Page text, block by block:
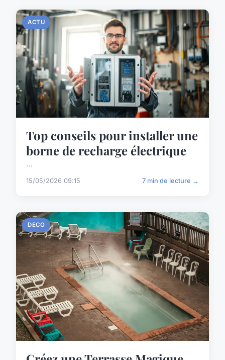
ACTU
Top conseils pour installer une
borne de recharge électrique
...
15/05/2026 09:15 7 min de lecture →
DECO